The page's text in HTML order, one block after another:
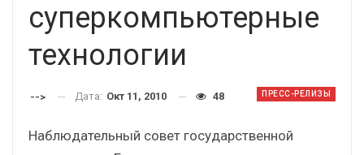
суперкомпьютерные
технологии
ПРЕСС-РЕЛИЗЫ
--> Дата: Окт 11, 2010 48
Наблюдательный совет государственной